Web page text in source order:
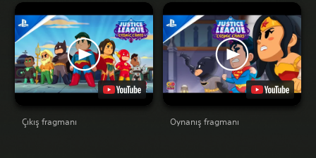
Çıkış fragmanı Oynanış fragmanı